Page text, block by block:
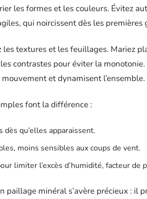
les formes et les couleurs. Évitez
qui noircissent dès les premières
les textures et les feuillages. Mariez
contrastes pour éviter la monotonie.
et dynamisent l’ensemble.
font la différence :
qu’elles apparaissent.
moins sensibles aux coups de vent.
limiter l’excès d’humidité, facteur de
paillage minéral s’avère précieux : il